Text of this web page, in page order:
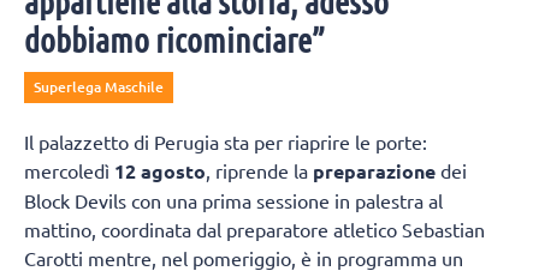
dobbiamo ricominciare”
Superlega Maschile
Il palazzetto di Perugia sta per riaprire le porte:
mercoledì 12 agosto , riprende la preparazione dei
Block Devils con una prima sessione in palestra al
mattino, coordinata dal preparatore atletico Sebastian
Carotti mentre, nel pomeriggio, è in programma un